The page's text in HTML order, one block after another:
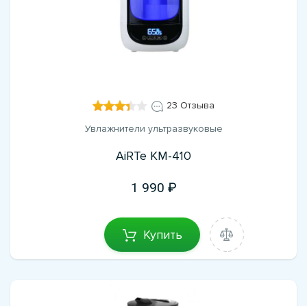
23 Отзыва
Увлажнители ультразвуковые
AiRTe KM-410
1 990
Купить